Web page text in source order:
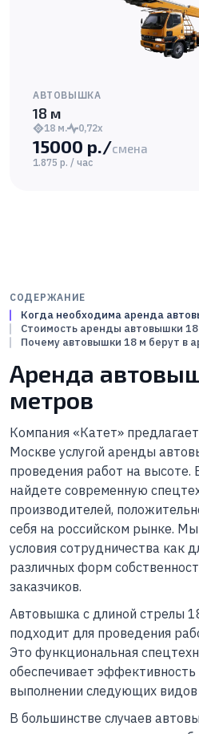
АВТОВЫШКА
18 м
18 м. 0,72х
15000 р./смена
1.875 р. / час
СОДЕРЖАНИЕ
Когда необходима аренда
Стоимость аренды автовышки
Почему автовышки 18 м берут в
Аренда
метров
Компания «Катет»
Москве услугой аренды
проведения работ на
найдете современную
производителей,
себя на российском рынке.
условия сотрудничества как
различных форм
заказчиков.
Автовышка с длиной стрелы
подходит для проведения
Это функциональная
обеспечивает эффективность
выполнении следующих видов
В большинстве случаев